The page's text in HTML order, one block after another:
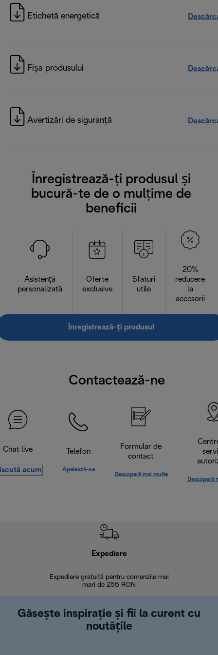
Etichetă energetică
Fișa produsului
Avertizări de siguranță
Înregistrează-ți produsul și
bucură-te de o mulțime de
beneficii
Asistență
personalizată
Oferte
exclusive
Sfaturi
utile
20%
reducere
la
accesorii
Înregistrează-ți produsul
Contactează-ne
Chat live
acum
Telefon
Apelează-ne
Formular de
contact
Descoperă mai multe
Descoperă
Expediere
Expediere gratuită pentru comenzile mai
mari de 255 RON
Găsește inspirație și fii la curent cu
noutățile